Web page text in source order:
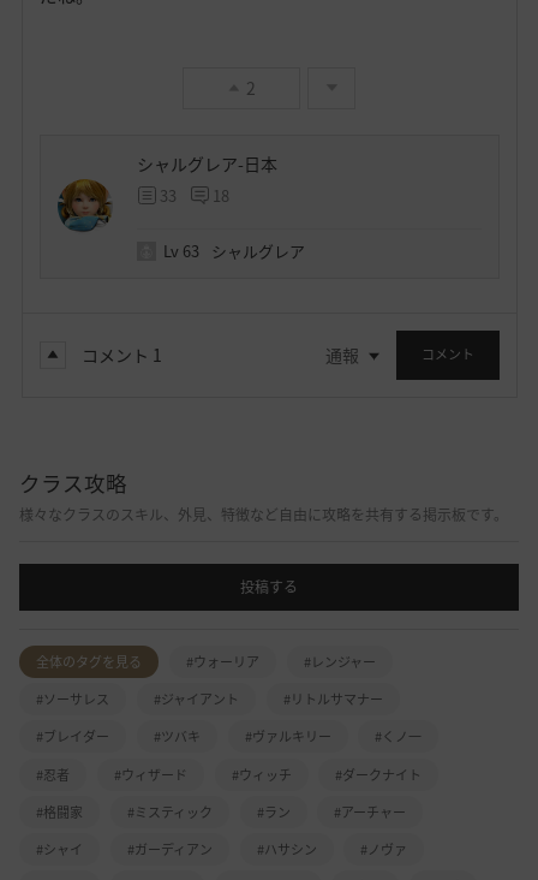
2
シャルグレア-日本
33 18
Lv 63 シャルグレア
コメント 1 通報 コメント
クラス攻略
様々なクラスのスキル、外見、特徴など自由に攻略を共有する掲示板です。
投稿する
全体のタグを見る #ウォーリア
#レンジャー
#ソーサレス
#ジャイアント
#リトルサマナー
#ブレイダー
#ツバキ #ヴァルキリー
#くノ一
#忍者
#ウィザード #ウィッチ
#ダークナイト
#格闘家
#ミスティック #ラン
#アーチャー
#シャイ
#ガーディアン #ハサシン
#ノヴァ